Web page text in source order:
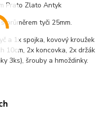
Prato Zlato Antyk
průměrem tyči 25mm.
a 1x spojka, kovový kroužek
10cm, 2x koncovka, 2x držák
3ks), šrouby a hmoždinky.